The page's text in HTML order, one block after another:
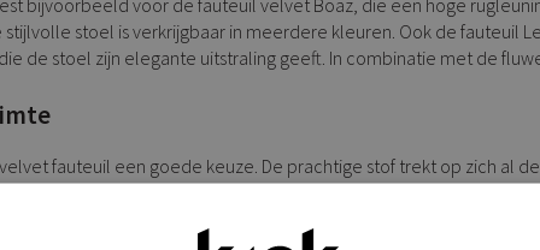
bijvoorbeeld voor de fauteuil velvet Boaz, die een hoge
stoel is verkrijgbaar in meerdere kleuren. Ook de fauteuil
de stoel zijn elegante uitstraling geeft. In combinatie met de
fauteuil een goede keuze. De prachtige stof trekt op zich al
fauteuil zijn de modellen Lenn, Lola en Luna. Fauteuil Lola
toe aan de ruimte. Model Luna heeft een bijzondere ronde